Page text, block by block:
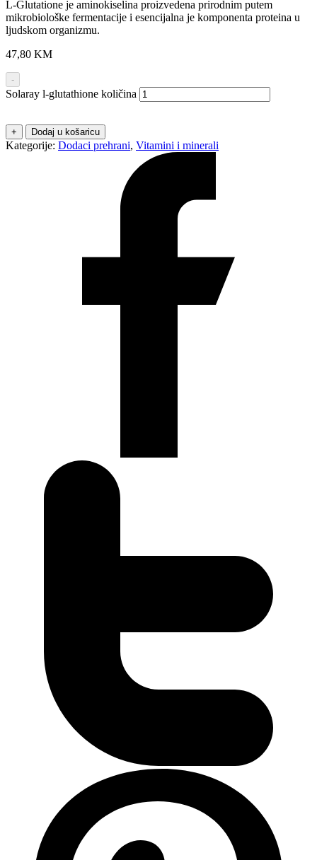
L-Glutatione je aminokiselina proizvedena prirodnim putem
mikrobiološke fermentacije i esencijalna je komponenta proteina u
ljudskom organizmu.
47,80 KM
-
Solaray l-glutathione količina
+ Dodaj u košaricu
Kategorije: Dodaci prehrani, Vitamini i minerali